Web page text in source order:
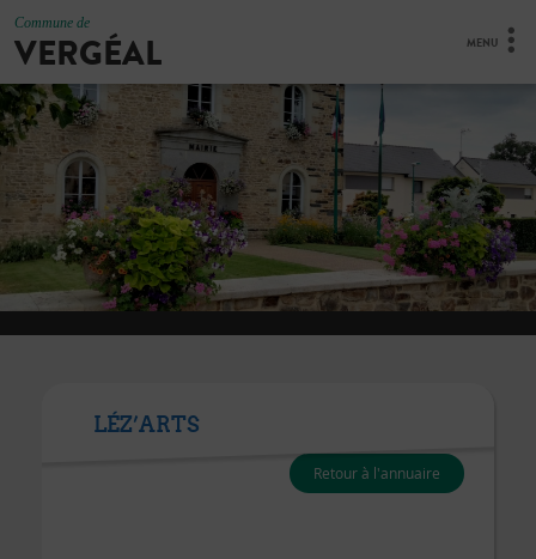
Commune de
VERGÉAL MENU
LÉZ’ARTS
Retour à l'annuaire